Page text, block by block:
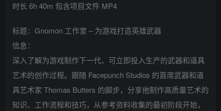
时长 6h 40m 包含项目文件 MP4
标题：Gnomon 工作室 – 为游戏打造英雄武器
信息：
深入了解为游戏制作下一代、可立即投入生产的武器和道具
艺术的创作过程。跟随 Facepunch Studios 的首席武器和道
具艺术家 Thomas Butters 的脚步，分享他制作高质量艺术的
知识、工作流程和技巧，从参考资料收集的最初阶段开始，